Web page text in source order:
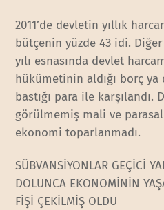
2011’de devletin yıllık
bütçenin yüzde 43 idi.
yılı esnasında devlet
hükümetinin aldığı borç ya
bastığı para ile karşılandı.
görülmemiş mali ve
ekonomi toparlanmadı.
SÜBVANSİYONLAR GEÇİCİ
DOLUNCA EKONOMİNİN
FİŞİ ÇEKİLMİŞ OLDU